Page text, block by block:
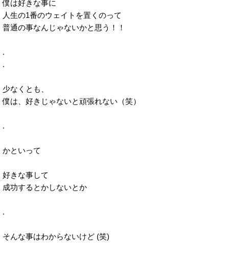
僕は好きな事に
人生の1番のウェイトを置くのって
普通の事なんじゃないかと思う！！
.
.
少なくとも、
僕は、好きじゃないと頑張れない（笑）
.
かといって
好きな事して
成功するとかしないとか
.
そんな事はわからないけど (笑)